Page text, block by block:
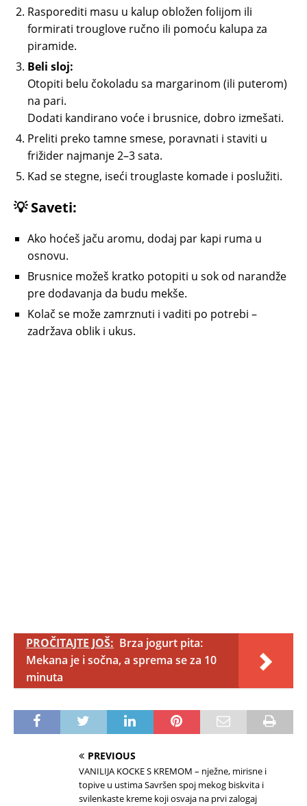
Rasporediti masu u kalup obložen folijom ili
formirati trouglove ručno ili pomoću kalupa za
piramide.
Beli sloj:
Otopiti belu čokoladu sa margarinom (ili puterom)
na pari.
Dodati kandirano voće i brusnice, dobro izmešati.
Preliti preko tamne smese, poravnati i staviti u
frižider najmanje 2–3 sata.
Kad se stegne, iseći trouglaste komade i poslužiti.
💡Saveti:
Ako hoćeš jaču aromu, dodaj par kapi ruma u
osnovu.
Brusnice možeš kratko potopiti u sok od narandže
pre dodavanja da budu mekše.
Kolač se može zamrznuti i vaditi po potrebi –
zadržava oblik i ukus.
PROČITAJTE JOŠ: Brza jogurt pita:
Mekana je i sočna, a sprema se za 10
minuta
PREVIOUS
VANILIJA KOCKE S KREMOM – nježne, mirisne i
topive u ustima Savršen spoj mekog biskvita i
svilenkaste kreme koji osvaja na prvi zalogaj